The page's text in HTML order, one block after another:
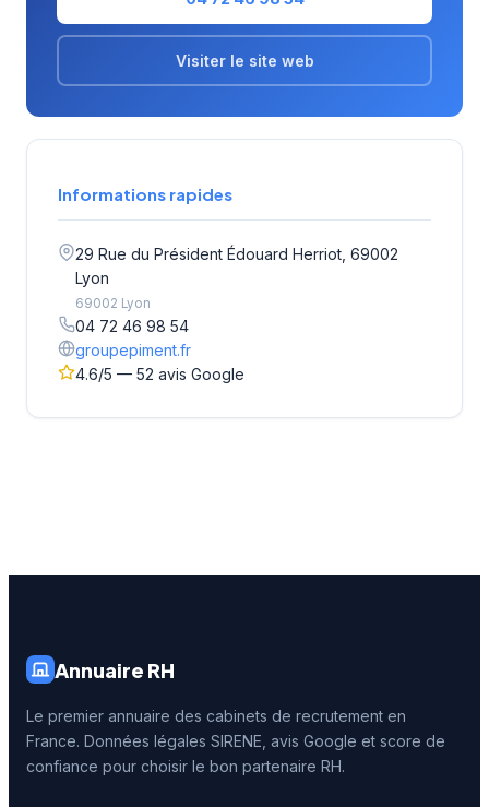
Visiter le site web
Informations rapides
29 Rue du Président Édouard Herriot, 69002
Lyon
69002 Lyon
04 72 46 98 54
groupepiment.fr
4.6/5 — 52 avis Google
Annuaire RH
Le premier annuaire des cabinets de recrutement en
France. Données légales SIRENE, avis Google et score de
confiance pour choisir le bon partenaire RH.